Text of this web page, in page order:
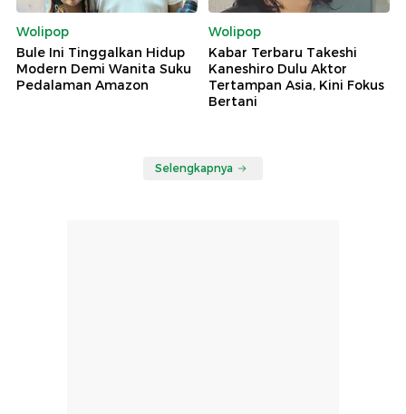
Wolipop
Bule Ini Tinggalkan Hidup
Modern Demi Wanita Suku
Pedalaman Amazon
Wolipop
Kabar Terbaru Takeshi
Kaneshiro Dulu Aktor
Tertampan Asia, Kini Fokus
Bertani
Selengkapnya